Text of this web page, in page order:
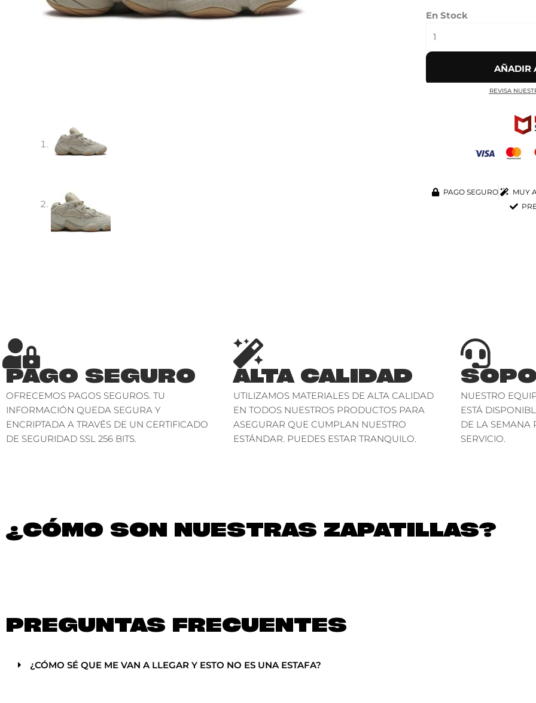
En Stock
AÑADIR
REVISA
PAGO SEGURO MUY
PAGO SEGURO
OFRECEMOS PAGOS SEGUROS. TU
INFORMACIÓN QUEDA SEGURA Y
ENCRIPTADA A TRAVÉS DE UN CERTIFICADO
DE SEGURIDAD SSL 256 BITS.
ALTA CALIDAD
UTILIZAMOS MATERIALES DE ALTA CALIDAD
EN TODOS NUESTROS PRODUCTOS PARA
ASEGURAR QUE CUMPLAN NUESTRO
ESTÁNDAR. PUEDES ESTAR TRANQUILO.
NUESTRO
ESTÁ
DE LA SEMANA
SERVICIO.
¿CÓMO SON NUESTRAS ZAPATILLAS?
PREGUNTAS FRECUENTES
¿CÓMO SÉ QUE ME VAN A LLEGAR Y ESTO NO ES UNA ESTAFA?